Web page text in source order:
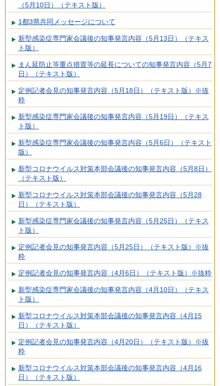
（5月10日）（テキスト版）
1都3県共同メッセージについて
新型感染症専門家会議後の知事発言内容（5月13日）（テキス
ト版）
まん延防止等重点措置等の延長についての知事発言内容（5月7
日）（テキスト版）
定例記者会見の知事発言内容（5月18日）（テキスト版）※抜
粋
新型感染症専門家会議後の知事発言内容（5月19日）（テキス
ト版）
新型感染症専門家会議後の知事発言内容（5月6日）（テキスト
版）
新型コロナウイルス対策本部会議後の知事発言内容（5月8日）
（テキスト版）
新型コロナウイルス対策本部会議後の知事発言内容（5月28
日）（テキスト版）
新型感染症専門家会議後の知事発言内容（5月25日）（テキス
ト版）
定例記者会見の知事発言内容（5月25日）（テキスト版）※抜
粋
定例記者会見の知事発言内容（4月6日）（テキスト版）※抜粋
新型感染症専門家会議後の知事発言内容（4月10日）（テキス
ト版）
新型コロナウイルス対策本部会議後の知事発言内容（4月15
日）（テキスト版）
定例記者会見の知事発言内容（4月20日）（テキスト版）※抜
粋
新型コロナウイルス対策本部会議後の知事発言内容（4月16
日）（テキスト版）